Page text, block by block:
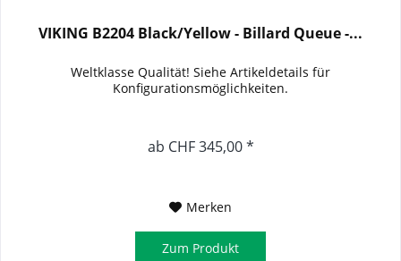
VIKING B2204 Black/Yellow - Billard Queue -...
Weltklasse Qualität! Siehe Artikeldetails für
Konfigurationsmöglichkeiten.
ab CHF 345,00 *
Merken
Zum Produkt